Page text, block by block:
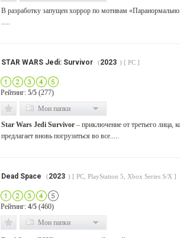
В разработку запущен хоррор по мотивам
.....
STAR WARS Jedi: Survivor (2023 ) [ PC ]
Рейтинг: 5/5 (277)
Мои папки
Star Wars Jedi Survivor – приключение от третьего лица,
предлагает вновь погрузиться во все.....
Dead Space (2023 ) [ PC, PlayStation 5, Xbox Series S/X ]
Рейтинг: 4/5 (460)
Мои папки